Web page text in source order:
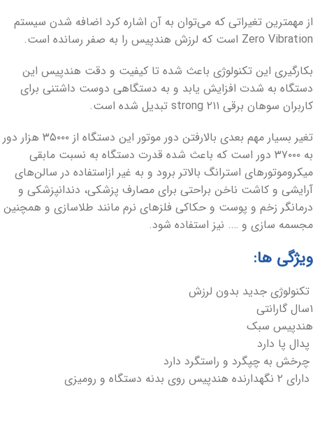
از مهمترین تغیراتی که می‌توان به آن اشاره کرد اضافه شدن سیستم
Zero Vibration است که لرزش هندپیس را به صفر رسانده است.
بکارگیری این تکنولوژی باعث شده تا کیفیت و دقت هندپیس این
دستگاه به شدت افزایش یابد و به دستگاهی دوست داشتنی برای
کاربران سوهان برقی strong ۲۱۱ تبدیل شده است.
تغیر بسیار مهم بعدی بالارفتن دور موتور این دستگاه از ۳۵۰۰۰ هزار دور
به ۳۷۰۰۰ دور است که باعث شده قدرت دستگاه به نسبت مابقی
میکروموتورهای استرانگ بالاتر برود و به غیر ازاستفاده در سالن‌های
آرایشی و کاشت ناخن براحتی برای مصارف پزشکی، دندانپزشکی و
درمانگر زخم و پوست و حکاکی فلزهای نرم مانند طلاسازی و همچنین
مجسمه سازی و ‌…. نیز استفاده شود.
ویژگی ها:
تکنولوژی جدید بدون لرزش
۱سال گارانتی
هندپیس سبک
پدال پا دارد
چرخش به چپگرد و راستگرد دارد
دارای ۲ نگهدارنده هندپیس روی بدنه دستگاه و رومیزی